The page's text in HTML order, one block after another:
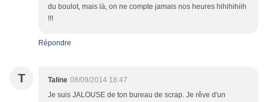
du boulot, mais là, on ne compte jamais nos heures hihihihiih
!!!
Répondre
T Taline 08/09/2014 18:47
Je suis JALOUSE de ton bureau de scrap. Je rêve d'un